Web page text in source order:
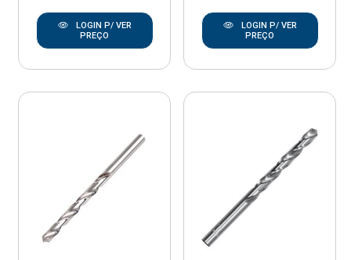
LOGIN P/ VER
PREÇO
LOGIN P/ VER
PREÇO